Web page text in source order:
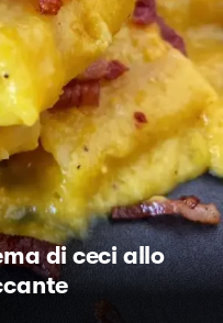
di ceci allo